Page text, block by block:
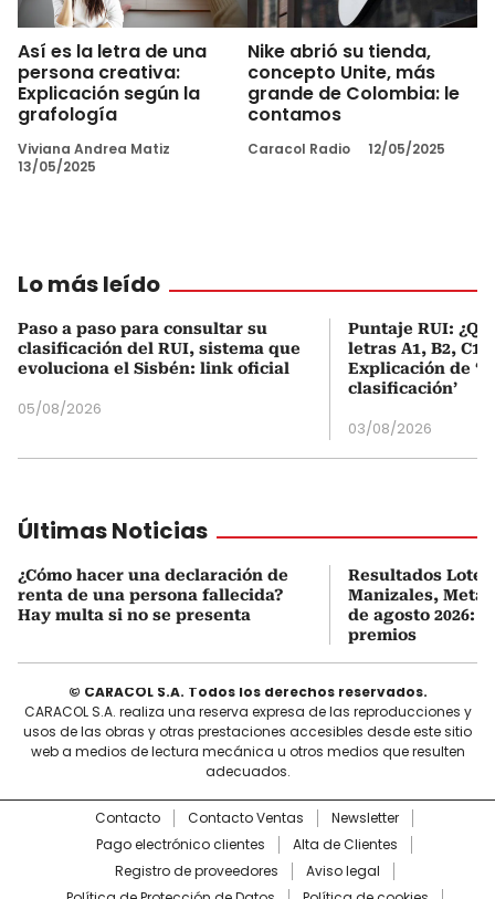
Así es la letra de una
persona creativa:
Explicación según la
grafología
Viviana Andrea Matiz
13/05/2025
Nike abrió su tienda,
concepto Unite, más
grande de Colombia: le
contamos
Caracol Radio 12/05/2025
Lo más leído
Paso a paso para consultar su
clasificación del RUI, sistema que
evoluciona el Sisbén: link oficial
05/08/2026
Puntaje RUI:
letras A1, B2, C1
Explicación de
clasificación’
03/08/2026
Últimas Noticias
¿Cómo hacer una declaración de
renta de una persona fallecida?
Hay multa si no se presenta
Resultados
Manizales, Meta
de agosto 2026:
premios
© CARACOL S.A. Todos los derechos reservados.
CARACOL S.A. realiza una reserva expresa de las reproducciones y
usos de las obras y otras prestaciones accesibles desde este sitio
web a medios de lectura mecánica u otros medios que resulten
adecuados.
Contacto Contacto Ventas
Newsletter
Pago electrónico clientes
Alta de Clientes
Registro de proveedores
Aviso legal